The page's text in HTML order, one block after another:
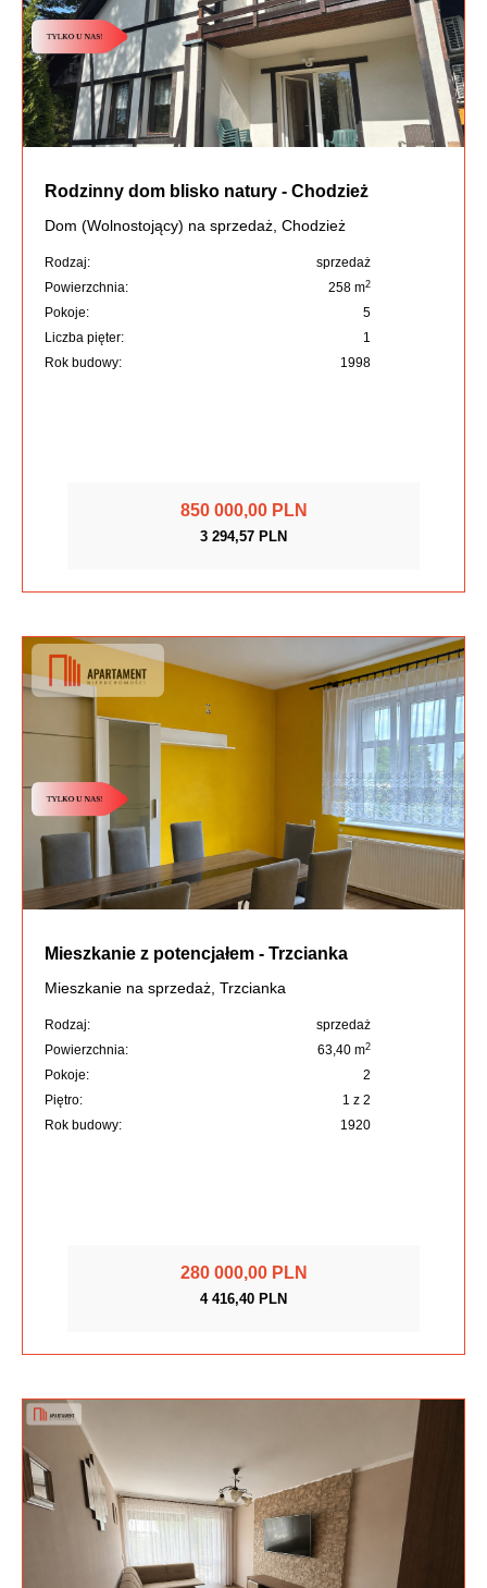
Rodzinny dom blisko natury - Chodzież
Dom (Wolnostojący) na sprzedaż, Chodzież
Rodzaj:
sprzedaż
Powierzchnia:
258 m2
Pokoje:
5
Liczba pięter:
1
Rok budowy:
1998
850 000,00 PLN
3 294,57 PLN
Mieszkanie z potencjałem - Trzcianka
Mieszkanie na sprzedaż, Trzcianka
Rodzaj:
sprzedaż
Powierzchnia:
63,40 m2
Pokoje:
2
Piętro:
1 z 2
Rok budowy:
1920
280 000,00 PLN
4 416,40 PLN